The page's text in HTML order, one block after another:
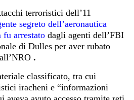
terroristici dell’11
segreto dell’aeronautica
fu arrestato dagli agenti dell’FBI
di Dulles per aver rubato
.
classificato, tra cui
iracheni e “informazioni